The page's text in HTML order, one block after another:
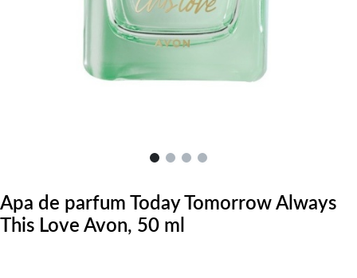
Apa de parfum Today Tomorrow Always
This Love Avon, 50 ml